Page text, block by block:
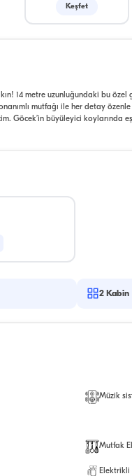
Keşfet
14 metre uzunluğundaki bu
mutfağı ile her detay
Göcek’in büyüleyici koylarında
2 Kabin
Müzik
Mutfak
Elektrikli